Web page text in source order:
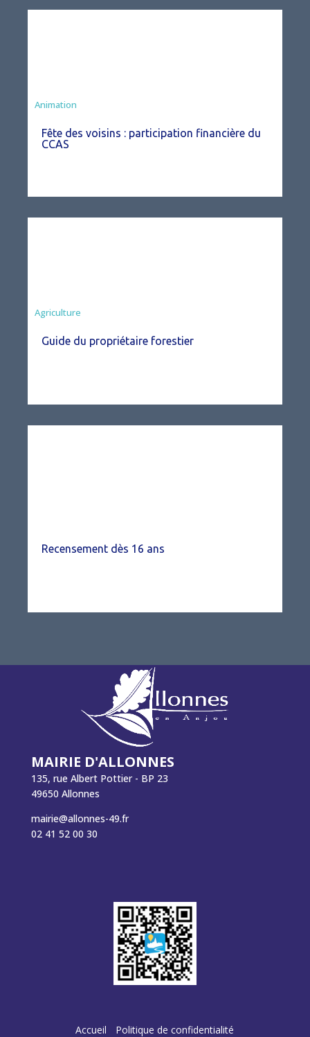
Animation
Fête des voisins : participation financière du
CCAS
Agriculture
Guide du propriétaire forestier
Recensement dès 16 ans
MAIRIE D'ALLONNES
135, rue Albert Pottier - BP 23
49650 Allonnes
mairie@allonnes-49.fr
02 41 52 00 30
Accueil Politique de confidentialité